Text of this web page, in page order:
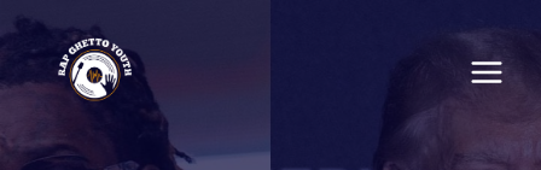
Skip
content